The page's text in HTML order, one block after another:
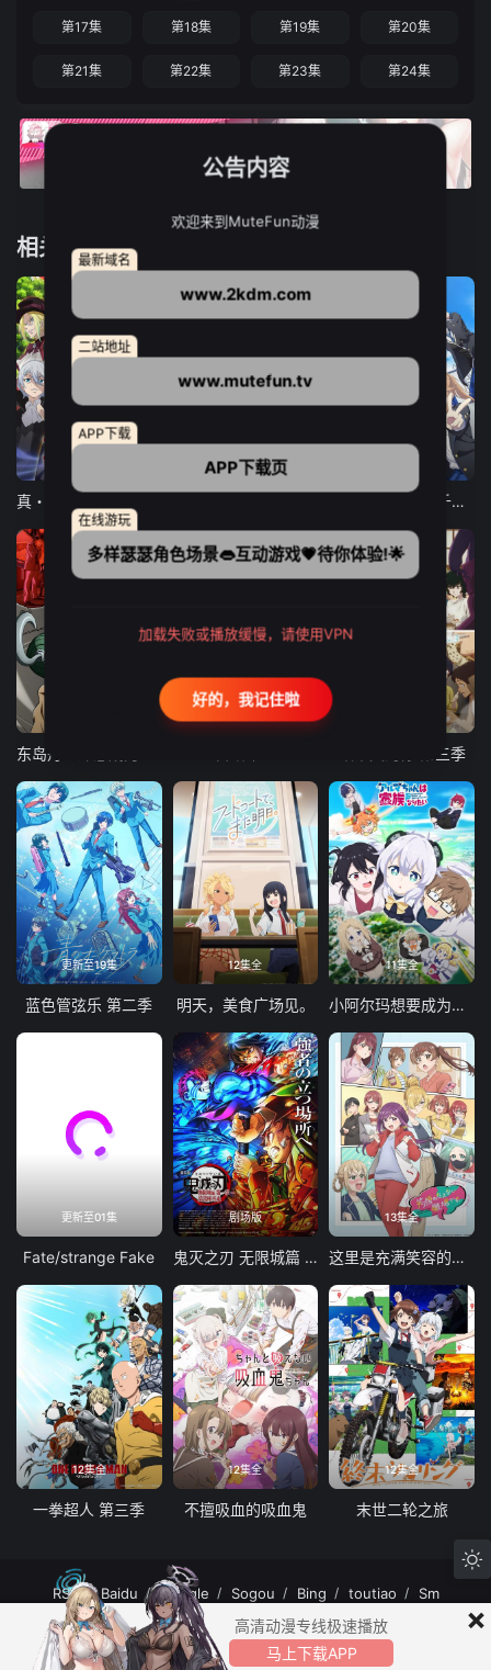
第17集 第18集 第19集 第20集
第21集 第22集 第23集 第24集
相关推荐
12集全
弹珠汽水瓶里的千岁同学
致不灭的你 第三季
更新至19集
蓝色管弦乐 第二季
12集全
明天，美食广场见。
11集全
小阿尔玛想要成为家人
更新至01集
Fate/strange Fake
剧场版
鬼灭之刃 无限城篇 第一章 猗窝座再袭
13集全
这里是充满笑容的职场。
12集全
一拳超人 第三季
12集全
不擅吸血的吸血鬼
12集全
末世二轮之旅
RSS Baidu Google Sogou Bing toutiao Sm
MuteFun动漫网站-无声乐趣-(゜-゜)つロ 干杯~MuteFun动漫网站所有内容均来
自互联网分享站点所提供的公开引用资源，未提供资源上传、存储服务。
×
高清动漫专线极速播放
马上下载APP
公告内容
欢迎来到MuteFun动漫
最新域名
www.2kdm.com
二站地址
www.mutefun.tv
APP下载
APP下载页
在线游玩
多样瑟瑟角色场景👄互动游戏💗待你体验!🌟
加载失败或播放缓慢，请使用VPN
好的，我记住啦